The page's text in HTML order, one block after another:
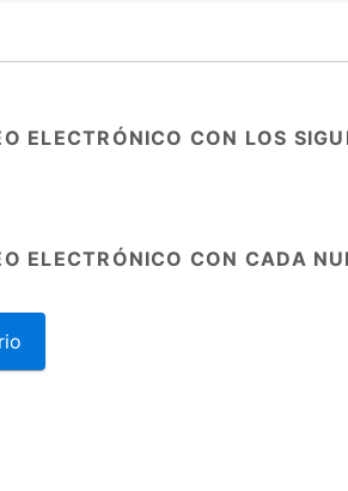
ELECTRÓNICO CON LOS
ELECTRÓNICO CON CADA